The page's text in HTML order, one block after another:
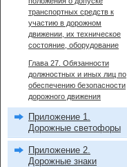
транспортных средств к
участию в дорожном
движении, их техническое
состояние, оборудование
Глава 27. Обязанности
должностных и иных лиц по
обеспечению безопасности
дорожного движения
Приложение 1.
Дорожные светофоры
Приложение 2.
Дорожные знаки